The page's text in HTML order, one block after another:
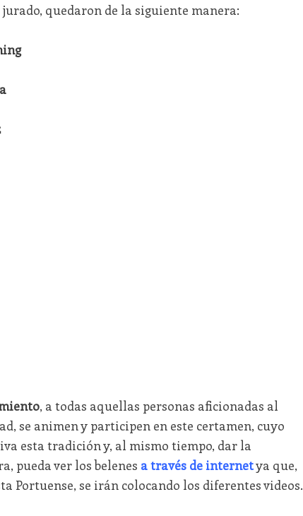
quedaron de la siguiente manera:
, a todas aquellas personas aficionadas al
se animen y participen en este certamen, cuyo
esta tradición y, al mismo tiempo, dar la
pueda ver los belenes a través de internetya que,
Portuense, se irán colocando los diferentes videos.